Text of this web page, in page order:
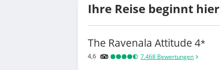
Ihre Reise beginnt hier
The Ravenala Attitude 4*
4,6 7.468 Bewertungen